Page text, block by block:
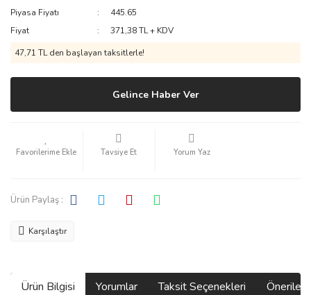
Piyasa Fiyatı
445.65
Fiyat
371,38 TL + KDV
47,71 TL den başlayan taksitlerle!
Gelince Haber Ver
Tavsiye Et Yorum Yaz
Ürün Paylaş :
Karşılaştır
Ürün Bilgisi Yorumlar Taksit Seçenekleri